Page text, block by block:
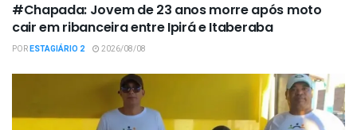
#Chapada: Jovem de 23 anos morre após moto
cair em ribanceira entre Ipirá e Itaberaba
PORESTAGIÁRIO 2 2026/08/08